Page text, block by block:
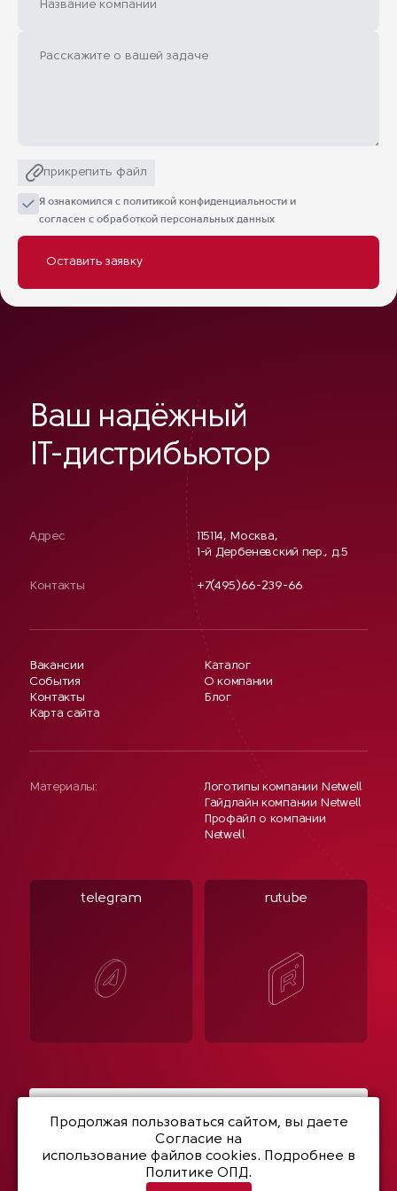
прикрепить файл
Я ознакомился с политикой конфиденциальности и
согласен с обработкой персональных данных
Ваш надёжный
IT-дистрибьютор
Адрес
115114, Москва,
1-й Дербеневский пер., д.5
Контакты +7(495)66-239-66
Вакансии
События
Контакты
Карта сайта
Каталог
О компании
Блог
Материалы:
Логотипы компании Netwell
Гайдлайн компании Netwell
Профайл о компании
Netwell
telegram rutube
Продолжая пользоваться сайтом, вы даете
Согласие на
использование файлов cookies. Подробнее в
Политике ОПД.